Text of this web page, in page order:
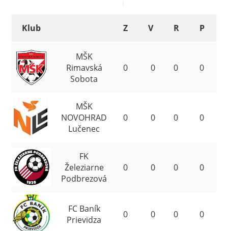
Klub Z V R P
1
MŠK
Rimavská
Sobota
0 0 0 0
2
MŠK
NOVOHRAD
Lučenec
0 0 0 0
3
FK
Železiarne
Podbrezová
0 0 0 0
4
FC Baník
Prievidza
0 0 0 0